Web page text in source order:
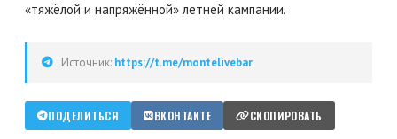
«тяжёлой и напряжённой» летней кампании.
Источник: https://t.me/montelivebar
ПОДЕЛИТЬСЯ ВКОНТАКТЕ СКОПИРОВАТЬ